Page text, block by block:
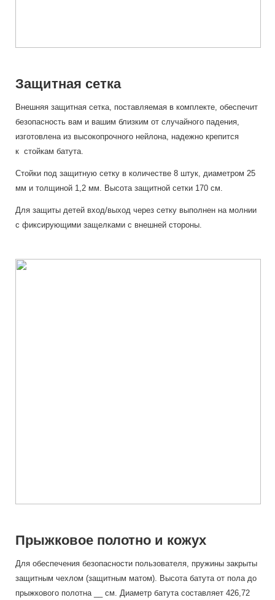
Защитная сетка
Внешняя защитная сетка, поставляемая в комплекте, обеспечит
безопасность вам и вашим близким от случайного падения,
изготовлена из высокопрочного нейлона, надежно крепится
к стойкам батута.
Стойки под защитную сетку в количестве 8 штук, диаметром 25
мм и толщиной 1,2 мм. Высота защитной сетки 170 см.
Для защиты детей вход/выход через сетку выполнен на молнии
с фиксирующими защелками с внешней стороны.
Прыжковое полотно и кожух
Для обеспечения безопасности пользователя, пружины закрыты
защитным чехлом (защитным матом). Высота батута от пола до
прыжкового полотна __ см. Диаметр батута составляет 426,72